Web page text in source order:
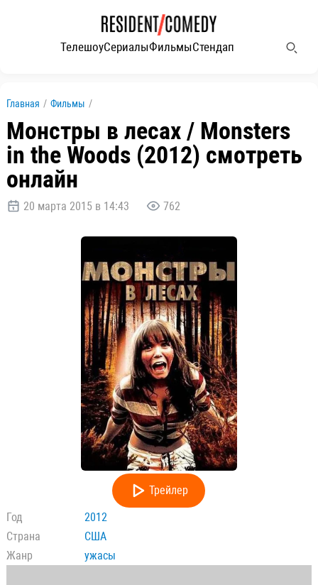
ТелешоуСериалыФильмыСтендап
Главная / Фильмы /
Монстры в лесах / Monsters
in the Woods (2012) смотреть
онлайн
20 марта 2015 в 14:43 762
Трейлер
Год
2012
Страна
США
Жанр
ужасы